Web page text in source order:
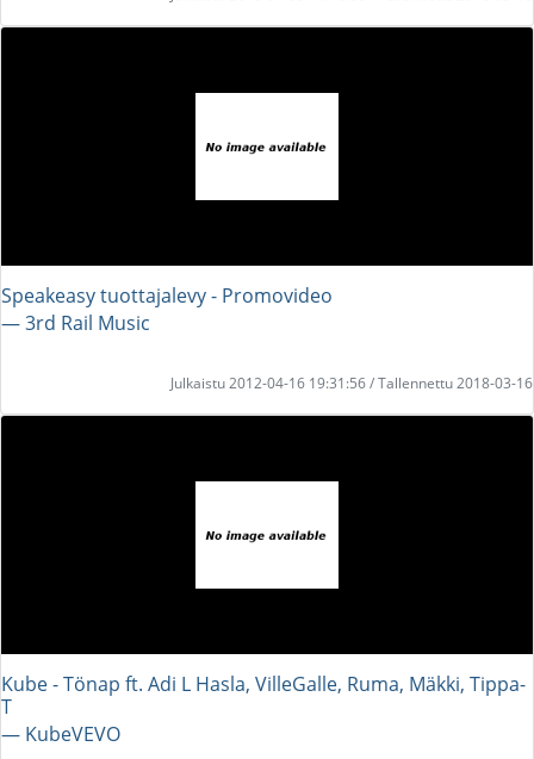
Speakeasy tuottajalevy - Promovideo
― 3rd Rail Music
Julkaistu 2012-04-16 19:31:56 / Tallennettu 2018-03-16
Kube - Tönap ft. Adi L Hasla, VilleGalle, Ruma, Mäkki, Tippa-
T
― KubeVEVO